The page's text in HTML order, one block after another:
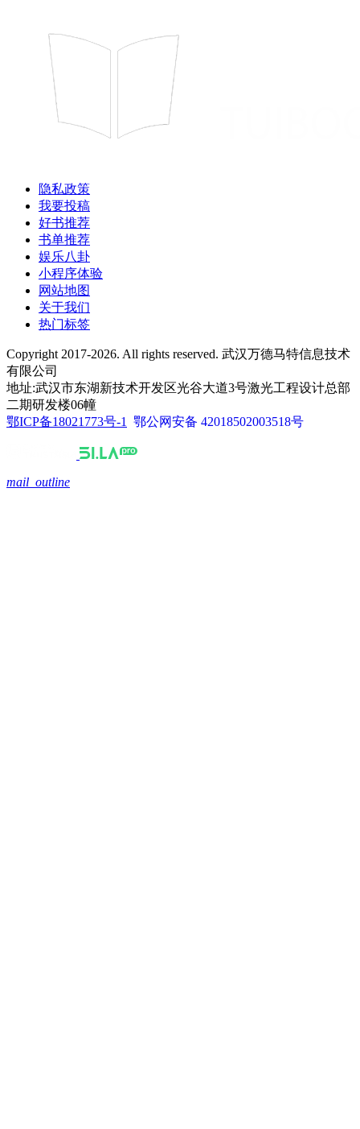
隐私政策
我要投稿
好书推荐
书单推荐
娱乐八卦
小程序体验
网站地图
关于我们
热门标签
Copyright 2017-2026. All rights reserved. 武汉万德马特信息技术
有限公司
地址:武汉市东湖新技术开发区光谷大道3号激光工程设计总部
二期研发楼06幢
鄂ICP备18021773号-1
鄂公网安备 42018502003518号
mail_outline